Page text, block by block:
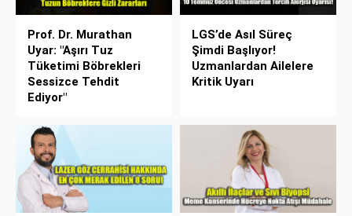
Prof. Dr. Murathan
Uyar: "Aşırı Tuz
Tüketimi Böbrekleri
Sessizce Tehdit
Ediyor"
LGS’de Asıl Süreç
Şimdi Başlıyor!
Uzmanlardan Ailelere
Kritik Uyarı